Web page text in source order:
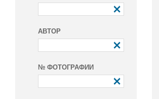
АВТОР
№ ФОТОГРАФИИ